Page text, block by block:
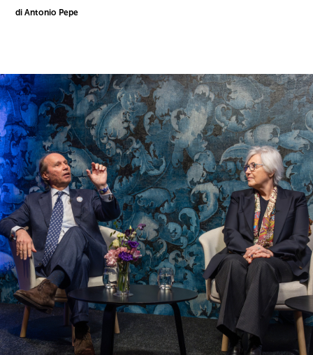
di Antonio Pepe